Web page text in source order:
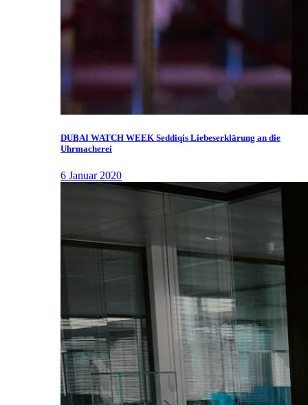
DUBAI WATCH WEEK Seddiqis Liebeserklärung an die
Uhrmacherei
6 Januar 2020